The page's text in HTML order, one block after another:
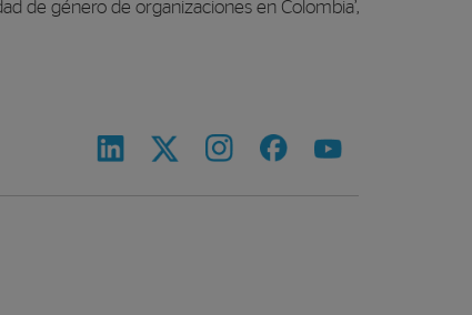
de género de organizaciones en Colombia’,